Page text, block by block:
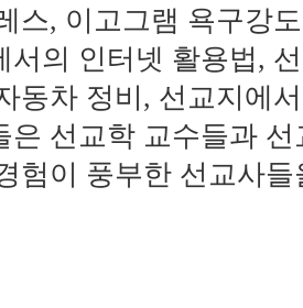
스, 이고그램 욕구강
서의 인터넷 활용법,
동차 정비, 선교지에
은 선교학 교수들과
험이 풍부한 선교사